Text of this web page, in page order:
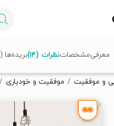
تخفیف از طاقچه دریافت کن.
و موفقیت موفقیت و خودیاری
معرفیمشخصاتنظرات (۱۴) بریده‌ها (۷۳)